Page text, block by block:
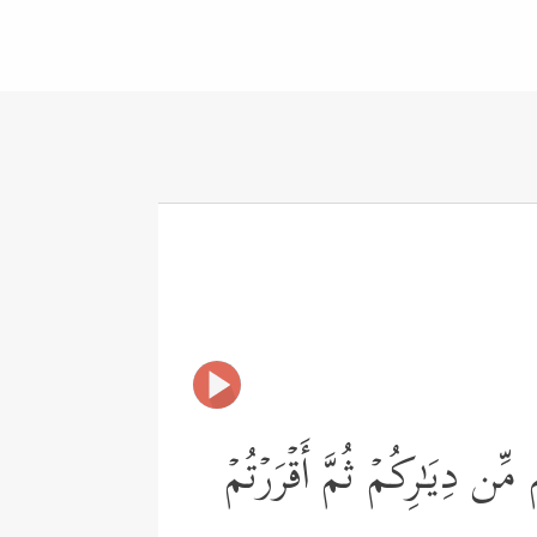
دِیَـٰرِكُمۡ ثُمَّ أَقۡرَرۡتُمۡ